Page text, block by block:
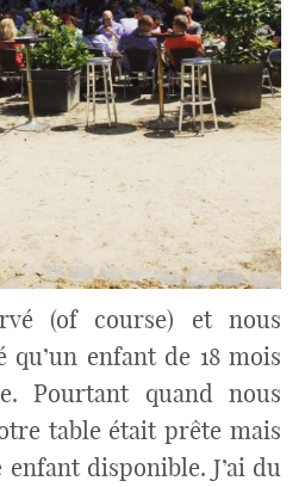
(of course) et nous
qu’un enfant de 18 mois
Pourtant quand nous
table était prête mais
disponible. J’ai du